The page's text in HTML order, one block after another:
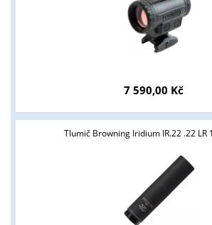
7 590,00 Kč
Tlumič Browning Iridium IR.22 .22 LR